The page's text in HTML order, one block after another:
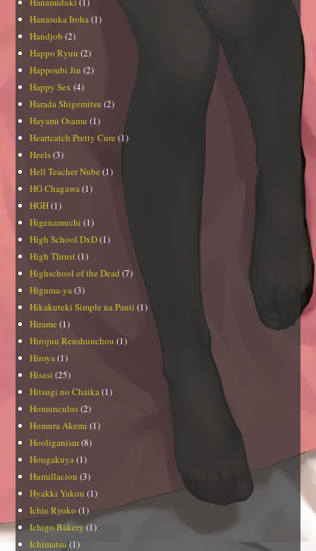
Hanasuka Iroha (1)
Handjob (2)
Happo Ryuu (2)
Happoubi Jin (2)
Happy Sex (4)
Harada Shigemitsu (2)
Hayami Osamu (1)
Heartcatch Pretty Cure (1)
Heels(3)
Hell Teacher Nube (1)
HG Chagawa (1)
HGH(1)
Higenamuchi (1)
High School DxD(1)
High Thrust (1)
Highschool of the Dead (7)
Higuma-ya (3)
Hikakuteki Simple na Panti (1)
Hirame (1)
Hirojuu Renshuuchou (1)
Hiroya (1)
Hisasi (25)
Hitsugi no Chaika (1)
Homunculus(2)
Homura Akemi (1)
Hooliganism (8)
Hougakuya (1)
Humillacion (3)
Hyakki Yakou (1)
Ichie Ryoko (1)
Ichigo Bakery (1)
Ichimatsu (1)